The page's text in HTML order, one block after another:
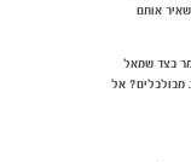
אותם
בצד שמאל
מבולבלים? אל